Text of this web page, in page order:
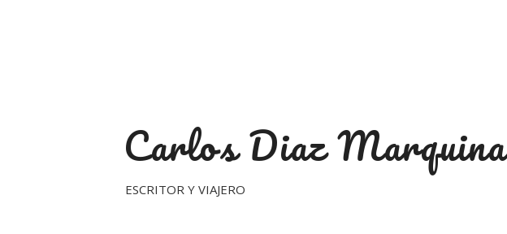
Carlos Diaz Marquina
ESCRITOR Y VIAJERO